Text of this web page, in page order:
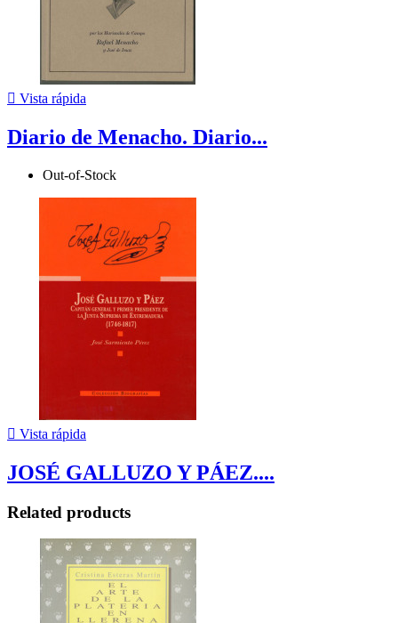
 Vista rápida
Diario de Menacho. Diario...
Out-of-Stock
 Vista rápida
JOSÉ GALLUZO Y PÁEZ....
Related products